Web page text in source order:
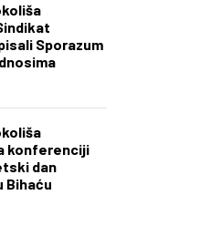
Sporazum
konferenciji
dan
Bihaću